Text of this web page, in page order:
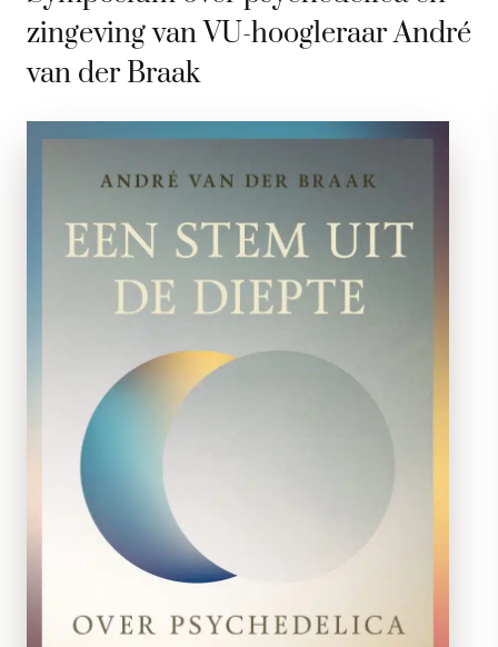
zingeving van VU-hoogleraar André
van der Braak